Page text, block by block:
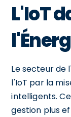
L'IoT
Le secteur de
l'IoT par la
intelligents.
gestion plus